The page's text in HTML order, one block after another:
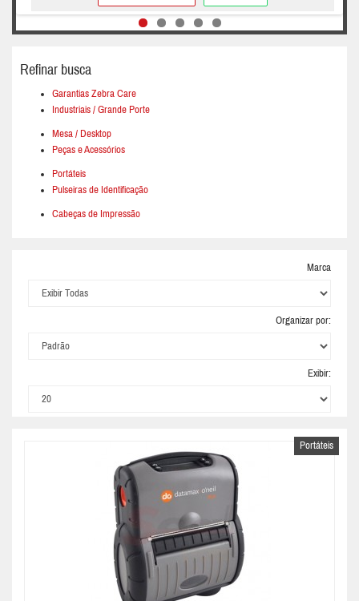
Refinar busca
Garantias Zebra Care
Industriais / Grande Porte
Mesa / Desktop
Peças e Acessórios
Portáteis
Pulseiras de Identificação
Cabeças de Impressão
Marca
Organizar por:
Exibir:
Portáteis